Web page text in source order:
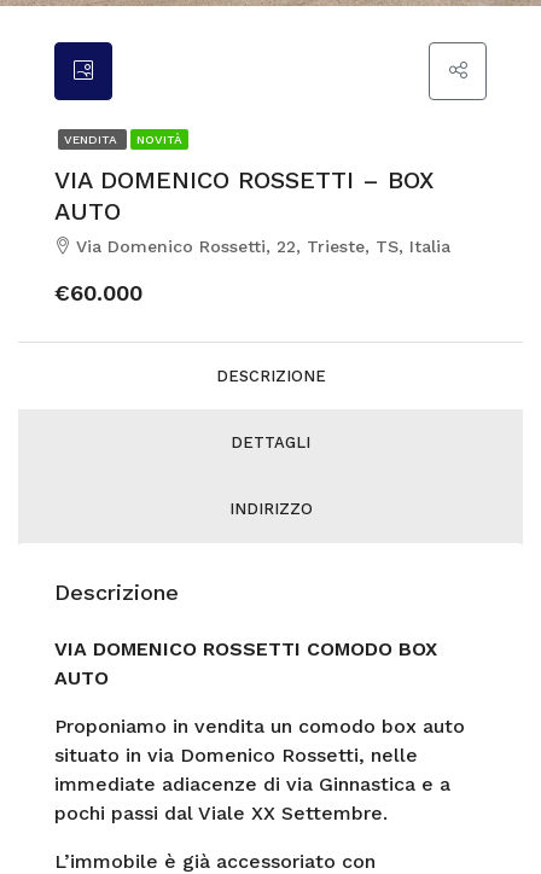
VENDITA NOVITÀ
VIA DOMENICO ROSSETTI – BOX
AUTO
Via Domenico Rossetti, 22, Trieste, TS, Italia
€60.000
DESCRIZIONE
DETTAGLI
INDIRIZZO
Descrizione
VIA DOMENICO ROSSETTI COMODO BOX
AUTO
Proponiamo in vendita un comodo box auto
situato in via Domenico Rossetti, nelle
immediate adiacenze di via Ginnastica e a
pochi passi dal Viale XX Settembre.
L’immobile è già accessoriato con